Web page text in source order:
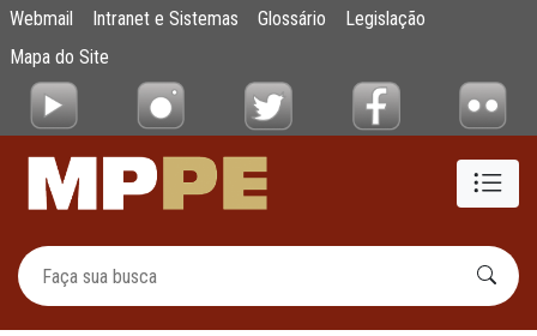
Pular para o Conteúdo principal
Agenda Compartilhada cumpre primeiro
Webmail Intranet e Sistemas Glossário
Legislação
Mapa do Site